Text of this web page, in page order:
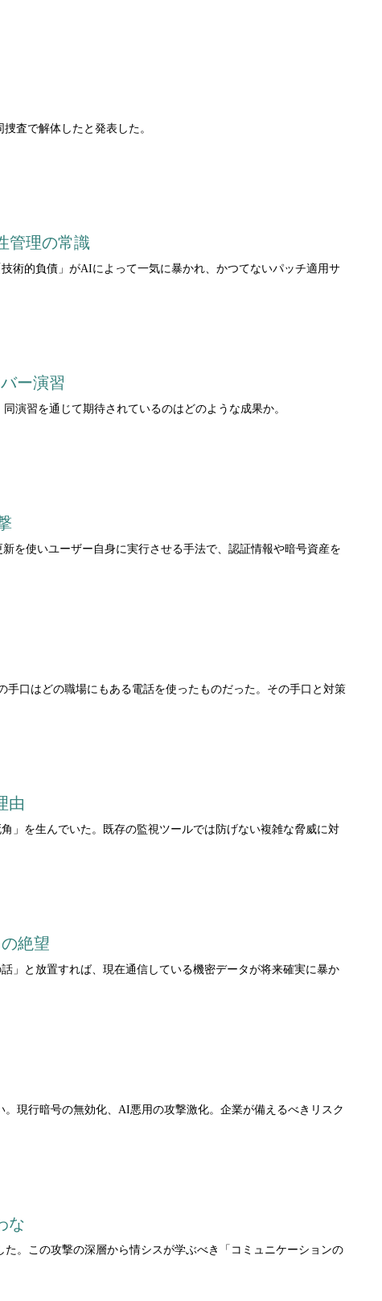
査で解体したと発表した。
管理の常識
術的負債」がAIによって一気に暴かれ、かつてないパッチ適用サ
ー演習
演習を通じて期待されているのはどのような成果か。
を使いユーザー自身に実行させる手法で、認証情報や暗号資産を
口はどの職場にもある電話を使ったものだった。その手口と対策
由
」を生んでいた。既存の監視ツールでは防げない複雑な脅威に対
絶望
」と放置すれば、現在通信している機密データが将来確実に暴か
現行暗号の無効化、AI悪用の攻撃激化。企業が備えるべきリスク
な
。この攻撃の深層から情シスが学ぶべき「コミュニケーションの